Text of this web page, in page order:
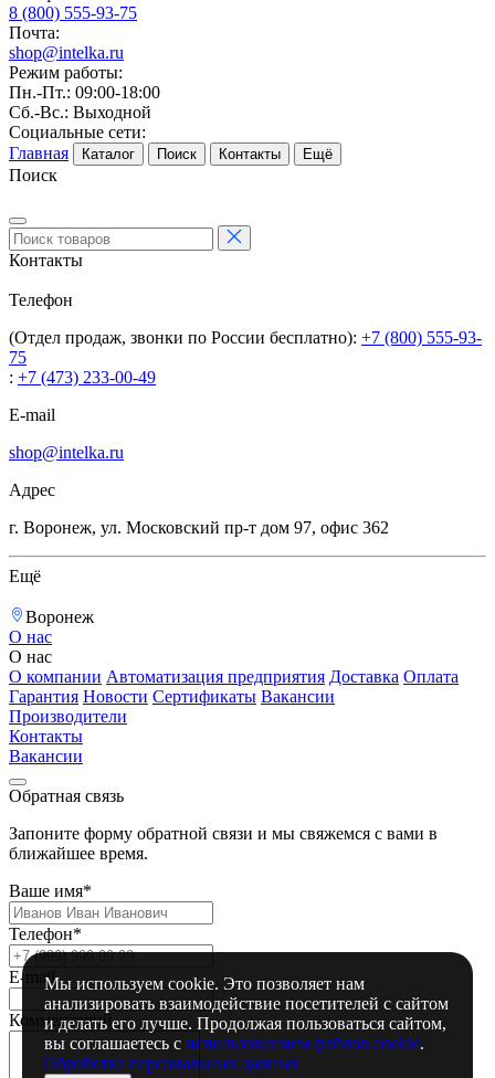
8 (800) 555-93-75
Почта:
shop@intelka.ru
Режим работы:
Пн.-Пт.: 09:00-18:00
Сб.-Вс.: Выходной
Социальные сети:
Главная
Каталог Поиск Контакты Ещё
Поиск
Контакты
Телефон
(Отдел продаж, звонки по России бесплатно): +7 (800) 555-93-
75
: +7 (473) 233-00-49
E-mail
shop@intelka.ru
Адрес
г. Воронеж, ул. Московский пр-т дом 97, офис 362
Ещё
Воронеж
О нас
О нас
О компании Автоматизация предприятия Доставка Оплата
Гарантия Новости Сертификаты Вакансии
Производители
Контакты
Вакансии
Обратная связь
Запоните форму обратной связи и мы свяжемся с вами в
ближайшее время.
Ваше имя*
Телефон*
E-mail
Комментарий
Мы используем cookie. Это позволяет нам
анализировать взаимодействие посетителей с сайтом
и делать его лучше. Продолжая пользоваться сайтом,
вы соглашаетесь с использованием файлов cookie.
Обработка персональных данных